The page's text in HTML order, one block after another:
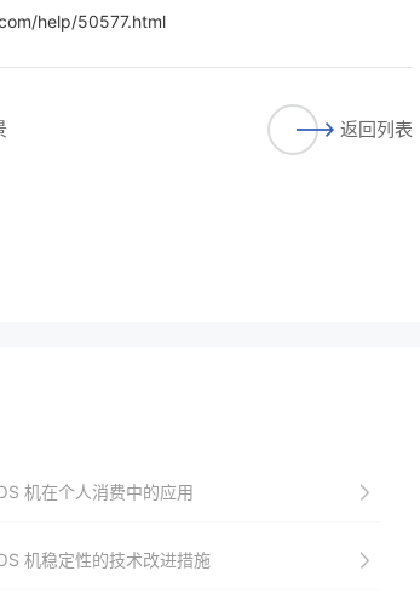
help/50577.html
返回列表
机在个人消费中的应用
机稳定性的技术改进措施